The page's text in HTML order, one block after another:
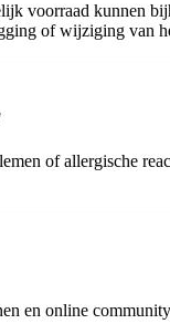
voorraad kunnen
of wijziging van
of allergische
en online